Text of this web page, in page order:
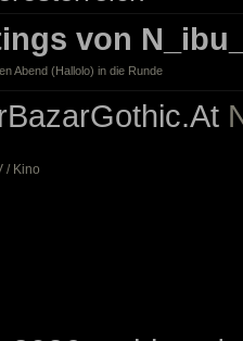
von
Abend (Hallolo) in die Runde
BazarGothic.At
/ Kino